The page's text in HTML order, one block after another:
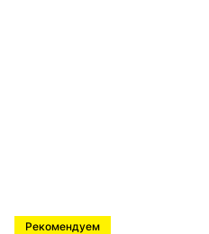
Рекомендуем